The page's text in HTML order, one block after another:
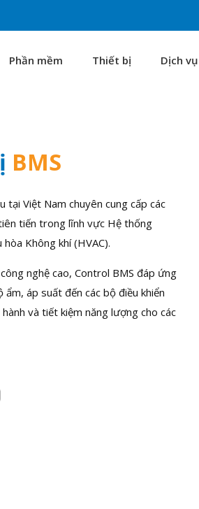
Phần mềm Thiết bị Dịch vụ
BMS
tại Việt Nam chuyên cung cấp các
tiến trong lĩnh vực Hệ thống
Không khí (HVAC).
nghệ cao, Control BMS đáp ứng
áp suất đến các bộ điều khiển
và tiết kiệm năng lượng cho các